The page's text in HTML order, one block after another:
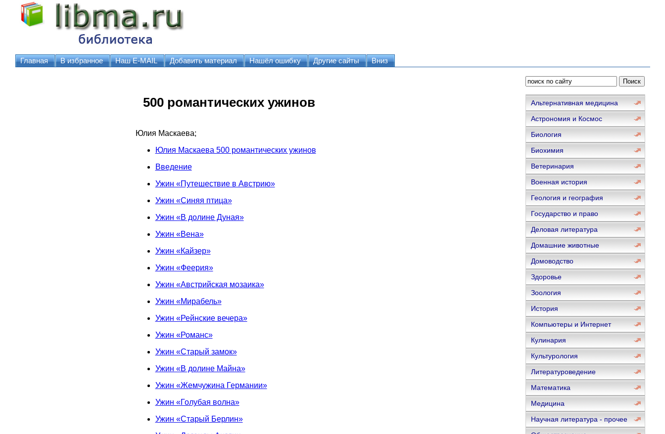
Главная В избранное Наш E-MAIL Добавить материал Нашёл ошибку Другие сайты Вниз
500 романтических ужинов
Юлия Маскаева;
Юлия Маскаева 500 романтических ужинов
Введение
Ужин «Путешествие в Австрию»
Ужин «Синяя птица»
Ужин «В долине Дуная»
Ужин «Вена»
Ужин «Кайзер»
Ужин «Феерия»
Ужин «Австрийская мозаика»
Ужин «Мирабель»
Ужин «Рейнские вечера»
Ужин «Романс»
Ужин «Старый замок»
Ужин «В долине Майна»
Ужин «Жемчужина Германии»
Ужин «Голубая волна»
Ужин «Старый Берлин»
Альтернативная медицина
Астрономия и Космос
Биология
Биохимия
Ветеринария
Военная история
Геология и география
Государство и право
Деловая литература
Домашние животные
Домоводство
Здоровье
Зоология
История
Компьютеры и Интернет
Кулинария
Культурология
Литературоведение
Математика
Медицина
Научная литература - прочее